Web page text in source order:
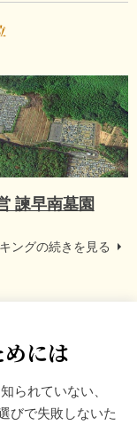
諫早南墓園
ングの続きを見る
には
られていない、
びで失敗しないた